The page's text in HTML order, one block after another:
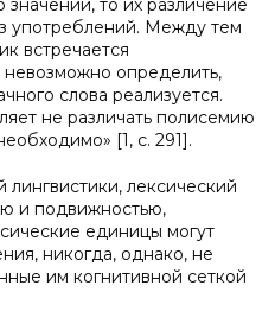
значений, то их различение
употреблений. Между тем
встречается
невозможно определить,
слова реализуется.
не различать полисемию
[1, с. 291].
лингвистики, лексический
и подвижностью,
единицы могут
никогда, однако, не
им когнитивной сеткой